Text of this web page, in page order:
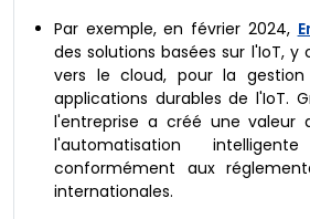
Par exemple, en février 2024,
des solutions basées sur l'IoT,
vers le cloud, pour la
applications durables de l'IoT.
l'entreprise a créé une valeur
l'automatisation
conformément aux
internationales.